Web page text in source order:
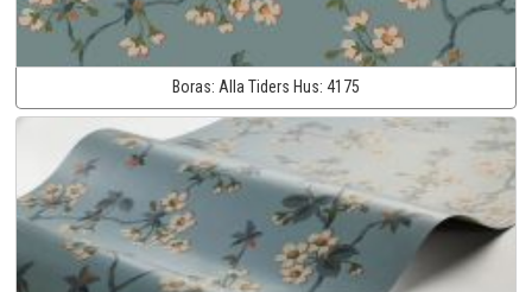
Boras: Alla Tiders Hus: 4175